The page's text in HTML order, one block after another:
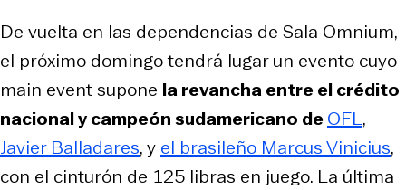
De vuelta en las dependencias de Sala Omnium,
el próximo domingo tendrá lugar un evento cuyo
main event supone la revancha entre el crédito
nacional y campeón sudamericano deOFL,
Javier Balladares, y el brasileño Marcus Vinicius,
con el cinturón de 125 libras en juego. La última